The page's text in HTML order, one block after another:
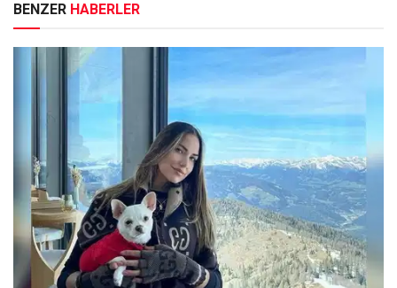
BENZER HABERLER